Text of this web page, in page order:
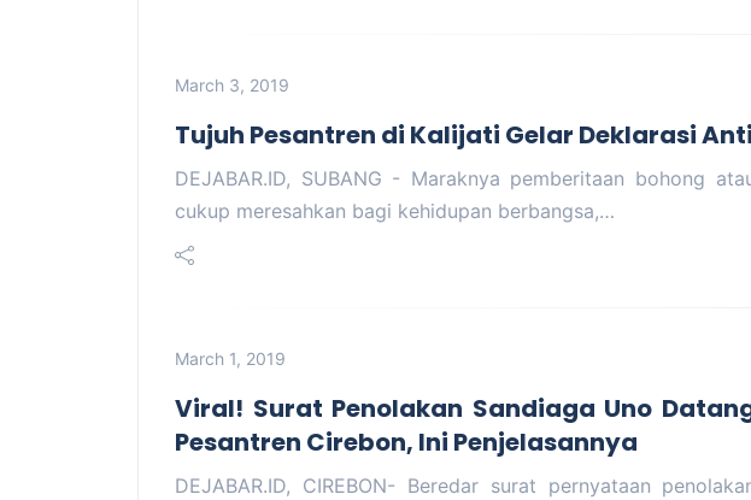
March 3, 2019
Tujuh Pesantren di Kalijati Gelar Deklarasi
DEJABAR.ID, SUBANG - Maraknya pemberitaan bohong
cukup meresahkan bagi kehidupan berbangsa,…
March 1, 2019
Viral! Surat Penolakan Sandiaga Uno
Pesantren Cirebon, Ini Penjelasannya
DEJABAR.ID, CIREBON- Beredar surat pernyataan